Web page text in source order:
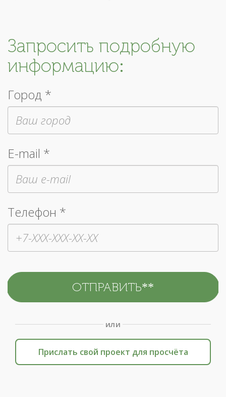
Запросить подробную
информацию:
Город *
E-mail *
Телефон *
или
Прислать свой проект для просчёта